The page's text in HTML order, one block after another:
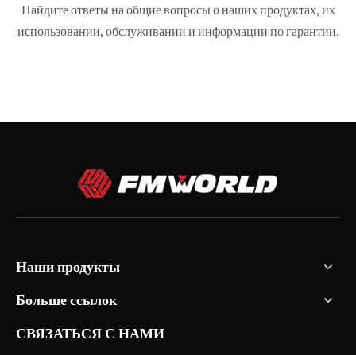
Найдите ответы на общие вопросы о наших продуктах, их
использовании, обслуживании и информации по гарантии.
Наши продукты
Больше ссылок
СВЯЗАТЬСЯ С НАМИ